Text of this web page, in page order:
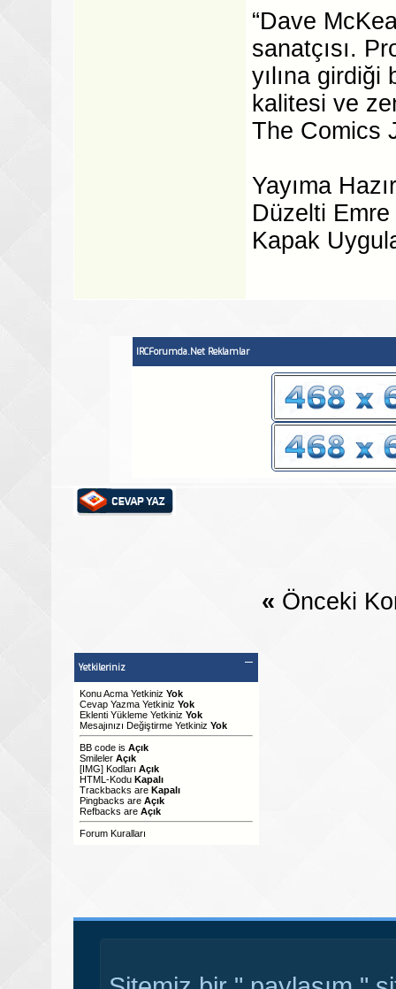
“Dave
sanatçısı.
yılına
kalitesi ve
The Comics
Yayıma
Düzelti
Kapak
IRCForumda.Net Reklamlar
« Önceki
Yetkileriniz
Konu Acma Yetkiniz Yok
Cevap Yazma Yetkiniz Yok
Eklenti Yükleme Yetkiniz Yok
Mesajınızı Değiştirme Yetkiniz Yok
BB code is Açık
Smileler Açık
[IMG] Kodları Açık
HTML-Kodu Kapalı
Trackbacks are Kapalı
Pingbacks are Açık
Refbacks are Açık
Forum Kuralları